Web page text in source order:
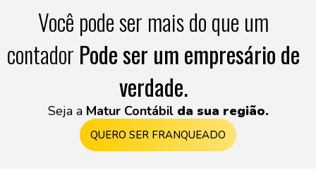
Você pode ser mais do que um
contador Pode ser um empresário de
verdade.
Seja a Matur Contábilda sua região.
QUERO SER FRANQUEADO